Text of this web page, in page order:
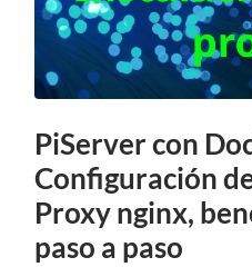
PiServer con
Configuración
Proxy nginx,
paso a paso